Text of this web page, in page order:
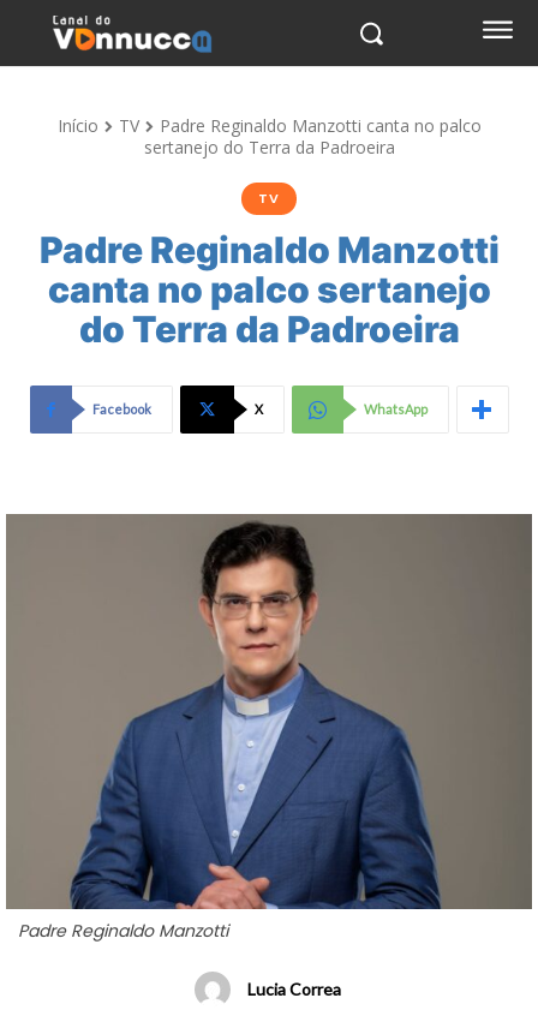
Início TV
Padre Reginaldo Manzotti canta no palco
sertanejo do Terra da Padroeira
TV
Padre Reginaldo Manzotti
canta no palco sertanejo
do Terra da Padroeira
Facebook X WhatsApp
Padre Reginaldo Manzotti
Lucia Correa